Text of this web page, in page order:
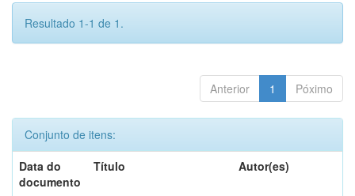
Resultado 1-1 de 1.
Anterior 1 Póximo
Conjunto de itens:
Data do
documento
Título Autor(es)